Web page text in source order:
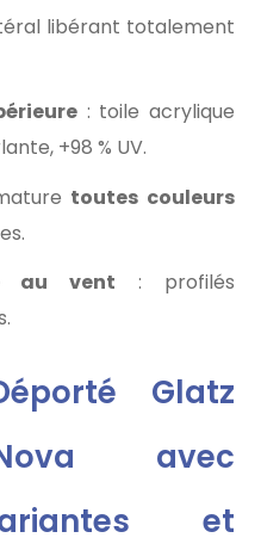
libérant totalement
: toile acrylique
+98 % UV.
toutes couleurs
au vent : profilés
Glatz
avec
et